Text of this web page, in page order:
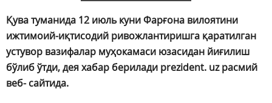
Қува туманида 12 июль куни Фарғона вилоятини
ижтимоий-иқтисодий ривожлантиришга қаратилган
устувор вазифалар муҳокамаси юзасидан йиғилиш
бўлиб ўтди, дея хабар берилади prezident. uz расмий
веб- сайтида.